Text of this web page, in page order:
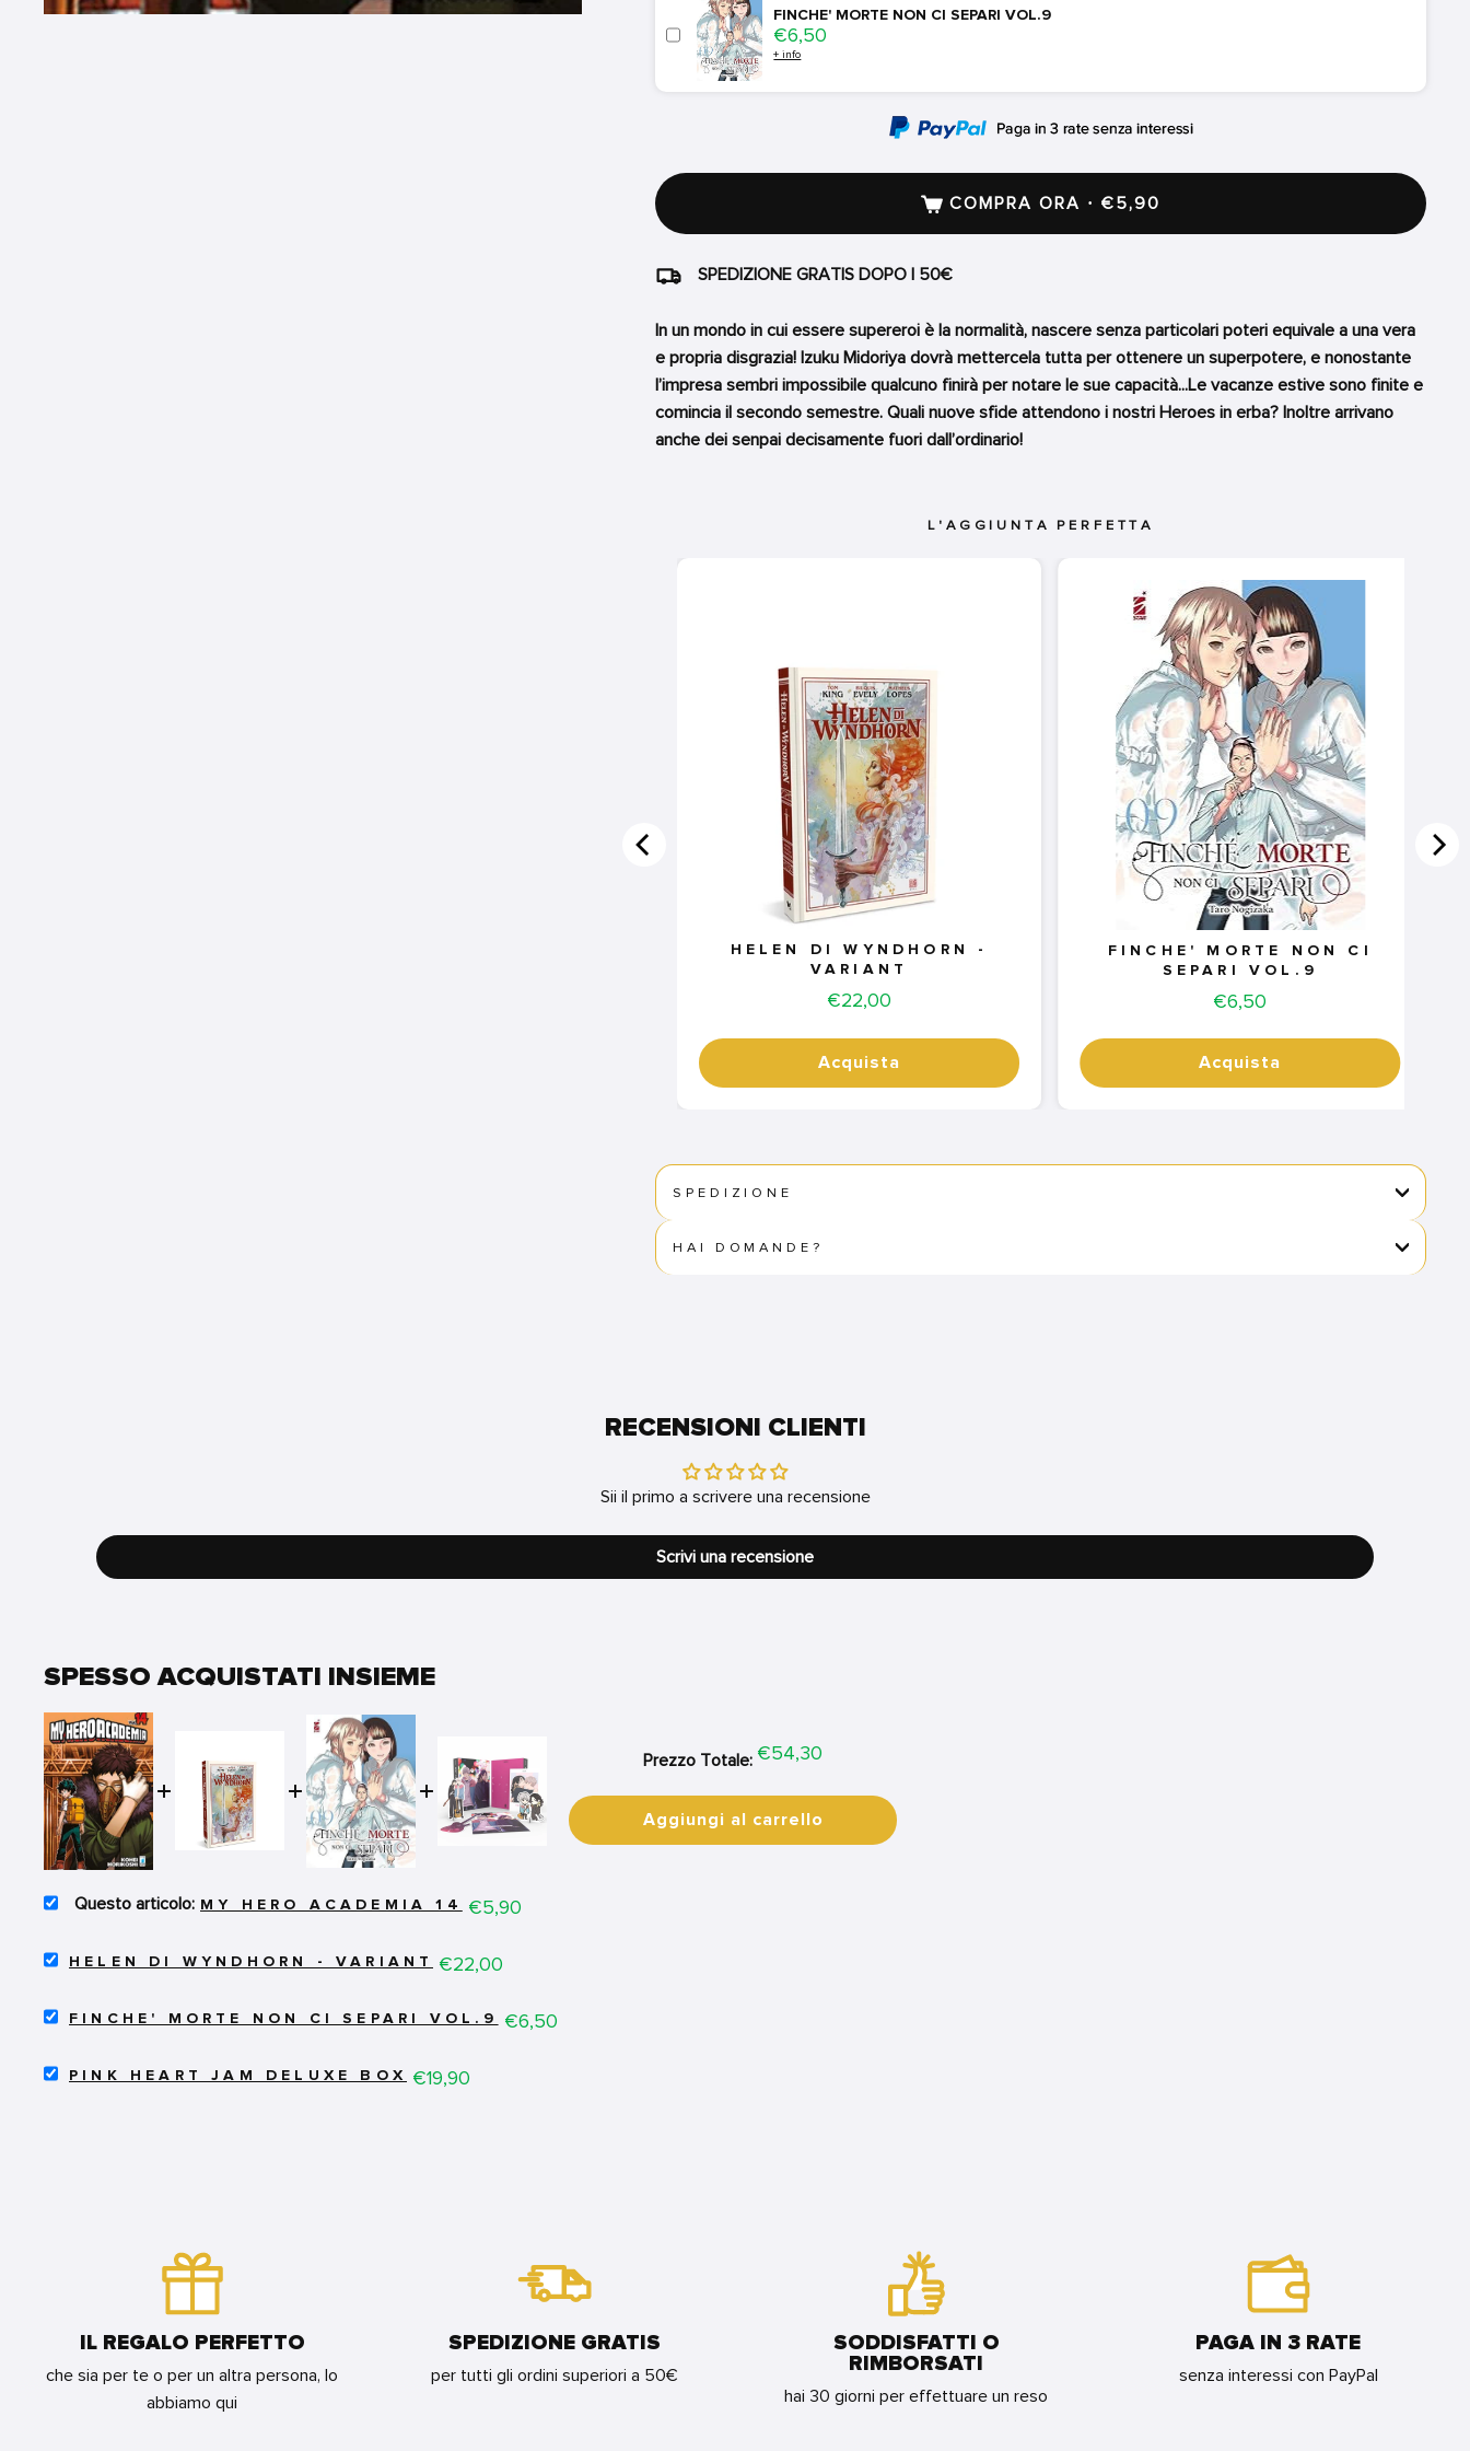
FINCHE' MORTE NON CI SEPARI VOL.9
Price
€6,50
+ info
COMPRA ORA · €5,90
SPEDIZIONE GRATIS DOPO I 50€
In un mondo in cui essere supereroi è la normalità, nascere senza particolari poteri equivale a una vera
e propria disgrazia! Izuku Midoriya dovrà mettercela tutta per ottenere un superpotere, e nonostante
l’impresa sembri impossibile qualcuno finirà per notare le sue capacità...Le vacanze estive sono finite e
comincia il secondo semestre. Quali nuove sfide attendono i nostri Heroes in erba? Inoltre arrivano
anche dei senpai decisamente fuori dall’ordinario!
L'AGGIUNTA PERFETTA
HELEN DI WYNDHORN -
VARIANT
Price
€22,00
Acquista
FINCHE' MORTE NON CI
SEPARI VOL.9
Price
€6,50
Acquista
SPEDIZIONE
HAI DOMANDE?
RECENSIONI CLIENTI
Sii il primo a scrivere una recensione
Scrivi una recensione
SPESSO ACQUISTATI INSIEME
Prezzo Totale: Price
€54,30
Aggiungi al carrello
SELECT
ACADEMIA
BUNDLE
MY HERO ACADEMIA 14 Price
€5,90
SELECT
WYNDHORN
FOR
HELEN DI WYNDHORN - VARIANT Price
€22,00
SELECT
NON
FINCHE' MORTE NON CI SEPARI VOL.9 Price
€6,50
SELECT
PINK HEART JAM DELUXE BOX Price
€19,90
IL REGALO PERFETTO
che sia per te o per un altra persona, lo
abbiamo qui
SPEDIZIONE GRATIS
per tutti gli ordini superiori a 50€
SODDISFATTI O
RIMBORSATI
hai 30 giorni per effettuare un reso
PAGA IN 3 RATE
senza interessi con PayPal